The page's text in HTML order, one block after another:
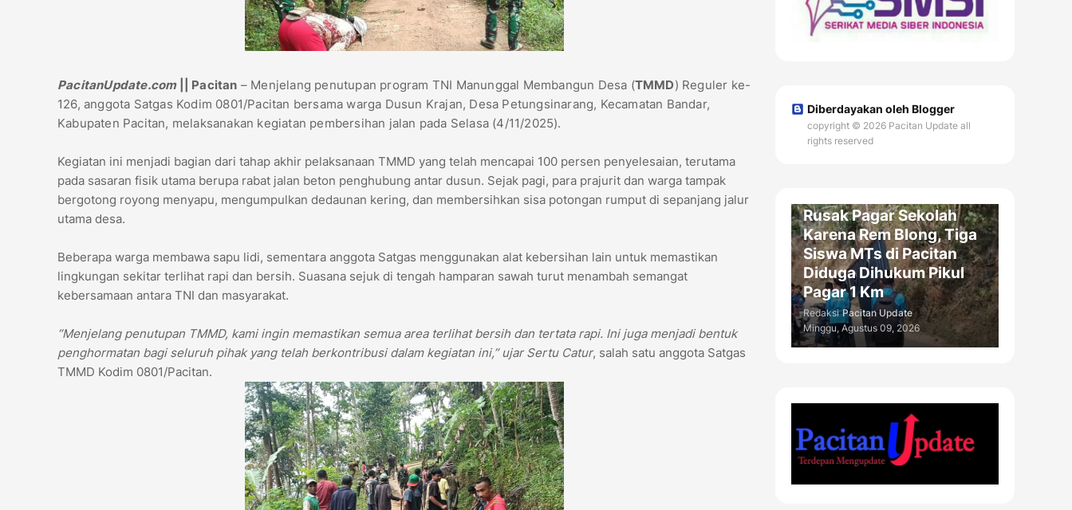
PacitanUpdate.com || Pacitan – Menjelang penutupan program TNI Manunggal Membangun Desa (TMMD) Reguler ke-
126, anggota Satgas Kodim 0801/Pacitan bersama warga Dusun Krajan, Desa Petungsinarang, Kecamatan Bandar,
Kabupaten Pacitan, melaksanakan kegiatan pembersihan jalan pada Selasa (4/11/2025).
Kegiatan ini menjadi bagian dari tahap akhir pelaksanaan TMMD yang telah mencapai 100 persen penyelesaian, terutama
pada sasaran fisik utama berupa rabat jalan beton penghubung antar dusun. Sejak pagi, para prajurit dan warga tampak
bergotong royong menyapu, mengumpulkan dedaunan kering, dan membersihkan sisa potongan rumput di sepanjang jalur
utama desa.
Beberapa warga membawa sapu lidi, sementara anggota Satgas menggunakan alat kebersihan lain untuk memastikan
lingkungan sekitar terlihat rapi dan bersih. Suasana sejuk di tengah hamparan sawah turut menambah semangat
kebersamaan antara TNI dan masyarakat.
“Menjelang penutupan TMMD, kami ingin memastikan semua area terlihat bersih dan tertata rapi. Ini juga menjadi bentuk
penghormatan bagi seluruh pihak yang telah berkontribusi dalam kegiatan ini,” ujar Sertu Catur, salah satu anggota Satgas
TMMD Kodim 0801/Pacitan.
Diberdayakan oleh Blogger
copyright © 2026 Pacitan Update all
rights reserved
Rusak Pagar Sekolah
Karena Rem Blong, Tiga
Siswa MTs di Pacitan
Diduga Dihukum Pikul
Pagar 1 Km
Redaksi Pacitan Update
Minggu, Agustus 09, 2026